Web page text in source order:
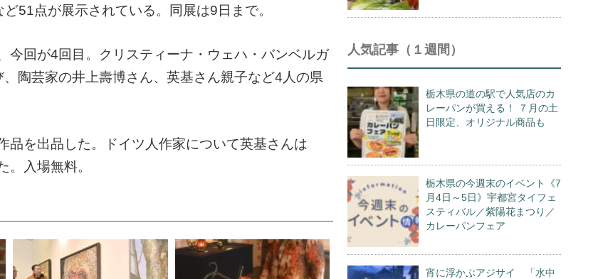
51点が展示されている。同展は9日まで。
今回が4回目。クリスティーナ・ウェハ・バンベルガ
陶芸家の井上壽博さん、英基さん親子など4人の県
を出品した。ドイツ人作家について英基さんは
。入場無料。
人気記事（１週間）
栃木県の道の駅で人気店のカ
レーパンが買える！ ７月の土
日限定、オリジナル商品も
栃木県の今週末のイベント《7
月4日～5日》宇都宮タイフェ
スティバル／紫陽花まつり／
カレーパンフェア
宵に浮かぶアジサイ 「水中